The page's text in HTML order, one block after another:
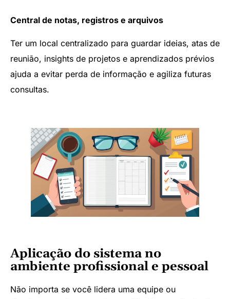
Central de notas, registros e arquivos
Ter um local centralizado para guardar ideias, atas de
reunião, insights de projetos e aprendizados prévios
ajuda a evitar perda de informação e agiliza futuras
consultas.
Aplicação do sistema no
ambiente profissional e pessoal
Não importa se você lidera uma equipe ou